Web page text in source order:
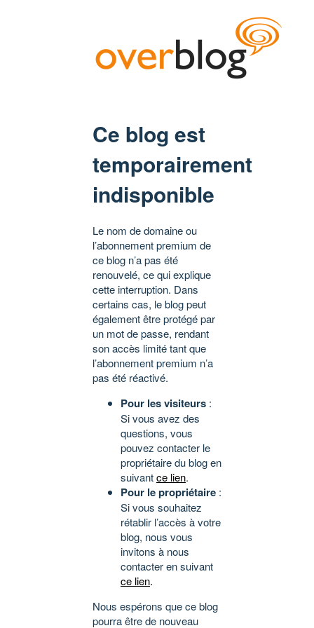
Ce blog est
temporairement
indisponible
Le nom de domaine ou
l’abonnement premium de
ce blog n’a pas été
renouvelé, ce qui explique
cette interruption. Dans
certains cas, le blog peut
également être protégé par
un mot de passe, rendant
son accès limité tant que
l’abonnement premium n’a
pas été réactivé.
Pour les visiteurs :
Si vous avez des
questions, vous
pouvez contacter le
propriétaire du blog en
suivantce lien.
Pour le propriétaire :
Si vous souhaitez
rétablir l’accès à votre
blog, nous vous
invitons à nous
contacter en suivant
ce lien.
Nous espérons que ce blog
pourra être de nouveau